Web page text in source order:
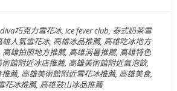
巧克力雪花冰, ice fever club, 泰式奶茶雪
雄人氣雪花冰, 高雄冰品推薦, 高雄吃冰地方
高雄拍照地方推薦, 高雄消暑推薦, 高雄特色
術館附近冰店推薦, 高雄美術館附近氣泡飲,
薦, 高雄美術館附近雪花冰推薦, 高雄美食,
花冰推薦, 高雄鼓山冰品推薦